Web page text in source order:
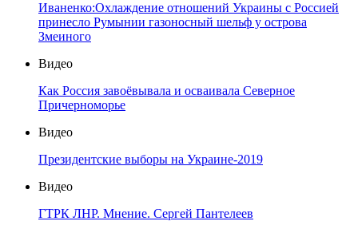
Иваненко:Охлаждение отношений Украины с Россией
принесло Румынии газоносный шельф у острова
Змеиного
Видео
Как Россия завоёвывала и осваивала Северное
Причерноморье
Видео
Президентские выборы на Украине-2019
Видео
ГТРК ЛНР. Мнение. Сергей Пантелеев